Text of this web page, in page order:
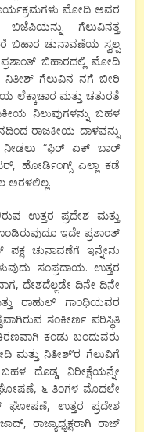
ಮೋದಿ ಅವರ
ಬಿಜೆಪಿಯನ್ನು ಗೆಲುವಿನತ್ತ
ಬಿಹಾರ ಚುನಾವಣೆಯ ಸ್ವಲ್ಪ
ಬಿಹಾರದಲ್ಲಿ ಮೋದಿ
ನಿತೀಶ್ ಗೆಲುವಿನ ನಗೆ ಬೀರಿ
ಲೆಕ್ಕಾಚಾರ ಮತ್ತು ಚತುರತೆ
ನಿಲುವುಗಳನ್ನು ಬಹಳ
ರಾಜಕೀಯ ದಾಳವನ್ನು
ನೀಡಲು “ಫಿರ್ ಏಕ್ ಬಾರ್
ಹೋರ್ಡಿಂಗ್ಸ್ ಎಲ್ಲಾ ಕಡೆ
ಅರಳಲಿಲ್ಲ.
ಉತ್ತರ ಪ್ರದೇಶ ಮತ್ತು
ಇದೇ ಪ್ರಶಾಂತ್
ಚುನಾವಣೆಗೆ ಇನ್ನೇನು
ಸಂಪ್ರದಾಯ. ಉತ್ತರ
ದೇಶದೆಲ್ಲಡೇ ದಿನೇ ದಿನೇ
ರಾಹುಲ್ ಗಾಂಧಿಯವರ
ಸಂಕೀರ್ಣ ಪರಿಸ್ಥಿತಿ
ಕಂಡು ಬಂದುವರು
ಮತ್ತು ನಿತೀಶ್’ರ ಗೆಲುವಿಗೆ
ದೊಡ್ಡ ನಿರೀಕ್ಷೆಯನ್ನೇ
೬ ತಿಂಗಳ ಮೊದಲೇ
ಘೋಷಣೆ, ಉತ್ತರ ಪ್ರದೇಶ
ರಾಜ್ಯಾಧ್ಯಕ್ಷರಾಗಿ ರಾಜ್